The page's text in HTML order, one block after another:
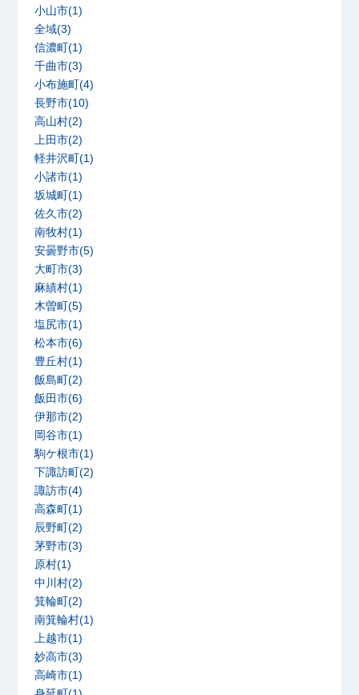
小山市(1)
全域(3)
信濃町(1)
千曲市(3)
小布施町(4)
長野市(10)
高山村(2)
上田市(2)
軽井沢町(1)
小諸市(1)
坂城町(1)
佐久市(2)
南牧村(1)
安曇野市(5)
大町市(3)
麻績村(1)
木曽町(5)
塩尻市(1)
松本市(6)
豊丘村(1)
飯島町(2)
飯田市(6)
伊那市(2)
岡谷市(1)
駒ケ根市(1)
下諏訪町(2)
諏訪市(4)
高森町(1)
辰野町(2)
茅野市(3)
原村(1)
中川村(2)
箕輪町(2)
南箕輪村(1)
上越市(1)
妙高市(3)
高崎市(1)